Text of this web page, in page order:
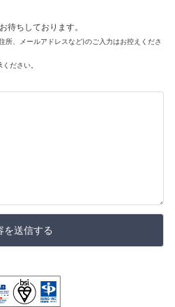
待ちしております。
所、メールアドレスなど)のご入力はお控えくださ
ださい。
を送信する